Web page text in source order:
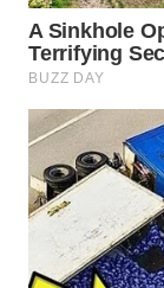
WN
SOLO
BOROBUDUR
WN
MADURA
WN